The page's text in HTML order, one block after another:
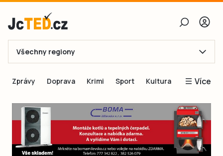
E-mail
Obnovit heslo
Přihlásit se
Všechny regiony
Zprávy Doprava Krimi Sport Kultura Více
Blogy
Inspirace
Čtenáři píší
Speciální přílohy